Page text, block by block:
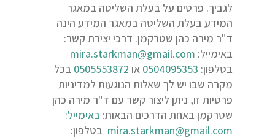
לגביך. פרטים על בעלת השליטה במאגר
המידע בעלת השליטה במאגר המידע הינה
ד"ר מירה כהן שטרקמן. דרכי יצירת קשר:
באימייל: mira.starkman@gmail.com
בטלפון: 0504095353 או 0505553872 בכל
מקרה שבו יש לך שאלות הנוגעות למדיניות
פרטיות זו, ניתן ליצור קשר עם ד"ר מירה כהן
שטרקמן באחת הדרכים הבאות: באימייל:
mira.starkman@gmail.com בטלפון: